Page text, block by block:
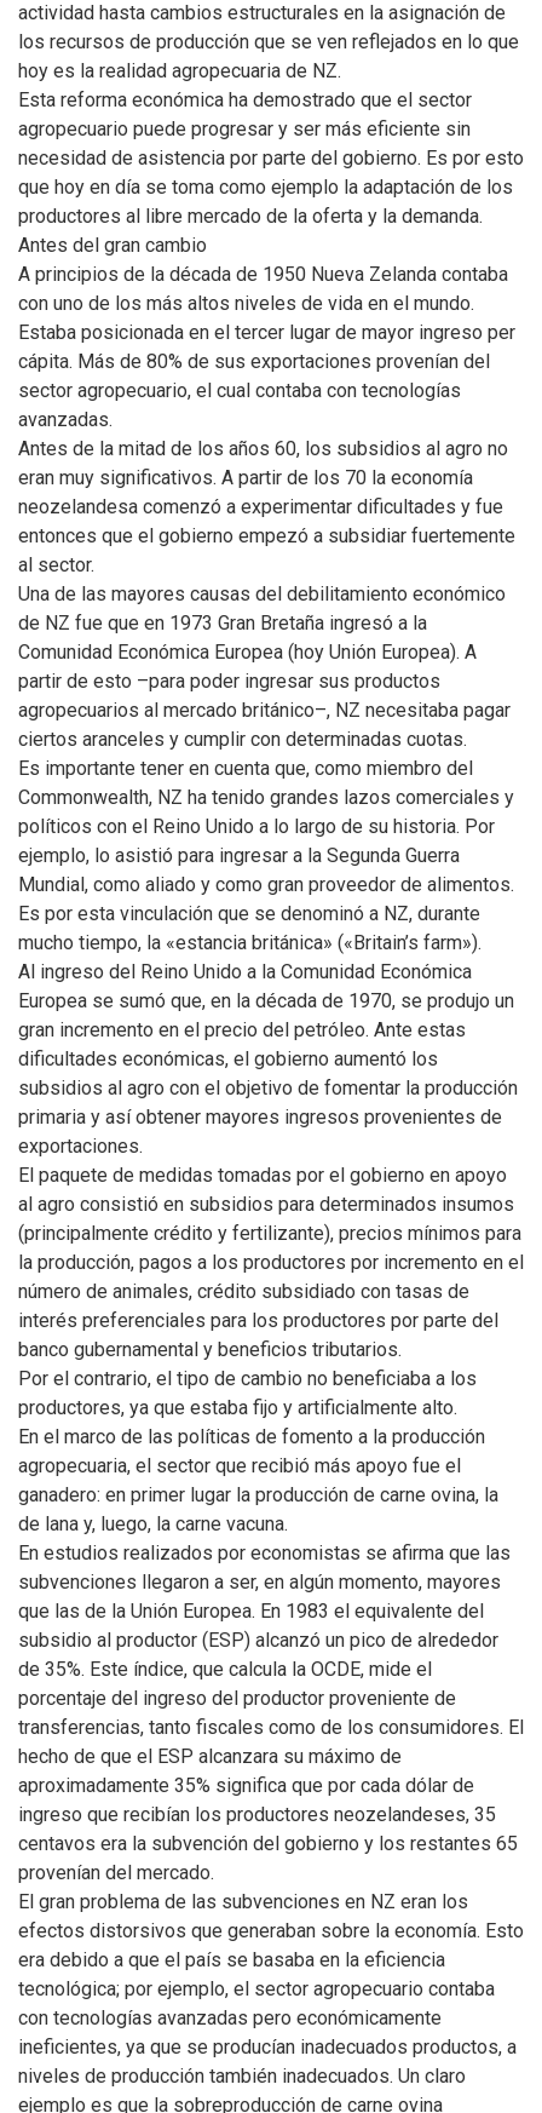
actividad hasta cambios estructurales en la asignación de
los recursos de producción que se ven reflejados en lo que
hoy es la realidad agropecuaria de NZ.
Esta reforma económica ha demostrado que el sector
agropecuario puede progresar y ser más eficiente sin
necesidad de asistencia por parte del gobierno. Es por esto
que hoy en día se toma como ejemplo la adaptación de los
productores al libre mercado de la oferta y la demanda.
Antes del gran cambio
A principios de la década de 1950 Nueva Zelanda contaba
con uno de los más altos niveles de vida en el mundo.
Estaba posicionada en el tercer lugar de mayor ingreso per
cápita. Más de 80% de sus exportaciones provenían del
sector agropecuario, el cual contaba con tecnologías
avanzadas.
Antes de la mitad de los años 60, los subsidios al agro no
eran muy significativos. A partir de los 70 la economía
neozelandesa comenzó a experimentar dificultades y fue
entonces que el gobierno empezó a subsidiar fuertemente
al sector.
Una de las mayores causas del debilitamiento económico
de NZ fue que en 1973 Gran Bretaña ingresó a la
Comunidad Económica Europea (hoy Unión Europea). A
partir de esto –para poder ingresar sus productos
agropecuarios al mercado británico–, NZ necesitaba pagar
ciertos aranceles y cumplir con determinadas cuotas.
Es importante tener en cuenta que, como miembro del
Commonwealth, NZ ha tenido grandes lazos comerciales y
políticos con el Reino Unido a lo largo de su historia. Por
ejemplo, lo asistió para ingresar a la Segunda Guerra
Mundial, como aliado y como gran proveedor de alimentos.
Es por esta vinculación que se denominó a NZ, durante
mucho tiempo, la «estancia británica» («Britain’s farm»).
Al ingreso del Reino Unido a la Comunidad Económica
Europea se sumó que, en la década de 1970, se produjo un
gran incremento en el precio del petróleo. Ante estas
dificultades económicas, el gobierno aumentó los
subsidios al agro con el objetivo de fomentar la producción
primaria y así obtener mayores ingresos provenientes de
exportaciones.
El paquete de medidas tomadas por el gobierno en apoyo
al agro consistió en subsidios para determinados insumos
(principalmente crédito y fertilizante), precios mínimos para
la producción, pagos a los productores por incremento en el
número de animales, crédito subsidiado con tasas de
interés preferenciales para los productores por parte del
banco gubernamental y beneficios tributarios.
Por el contrario, el tipo de cambio no beneficiaba a los
productores, ya que estaba fijo y artificialmente alto.
En el marco de las políticas de fomento a la producción
agropecuaria, el sector que recibió más apoyo fue el
ganadero: en primer lugar la producción de carne ovina, la
de lana y, luego, la carne vacuna.
En estudios realizados por economistas se afirma que las
subvenciones llegaron a ser, en algún momento, mayores
que las de la Unión Europea. En 1983 el equivalente del
subsidio al productor (ESP) alcanzó un pico de alrededor
de 35%. Este índice, que calcula la OCDE, mide el
porcentaje del ingreso del productor proveniente de
transferencias, tanto fiscales como de los consumidores. El
hecho de que el ESP alcanzara su máximo de
aproximadamente 35% significa que por cada dólar de
ingreso que recibían los productores neozelandeses, 35
centavos era la subvención del gobierno y los restantes 65
provenían del mercado.
El gran problema de las subvenciones en NZ eran los
efectos distorsivos que generaban sobre la economía. Esto
era debido a que el país se basaba en la eficiencia
tecnológica; por ejemplo, el sector agropecuario contaba
con tecnologías avanzadas pero económicamente
ineficientes, ya que se producían inadecuados productos, a
niveles de producción también inadecuados. Un claro
ejemplo es que la sobreproducción de carne ovina